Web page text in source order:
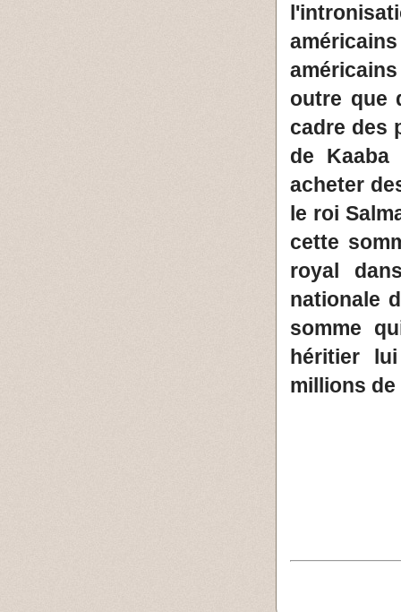
outre que
cadre des
de
acheter
le roi
cette
royal
nationale
somme
héritier
millions